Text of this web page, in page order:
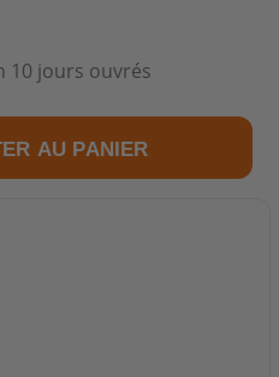
10 jours ouvrés
AU PANIER